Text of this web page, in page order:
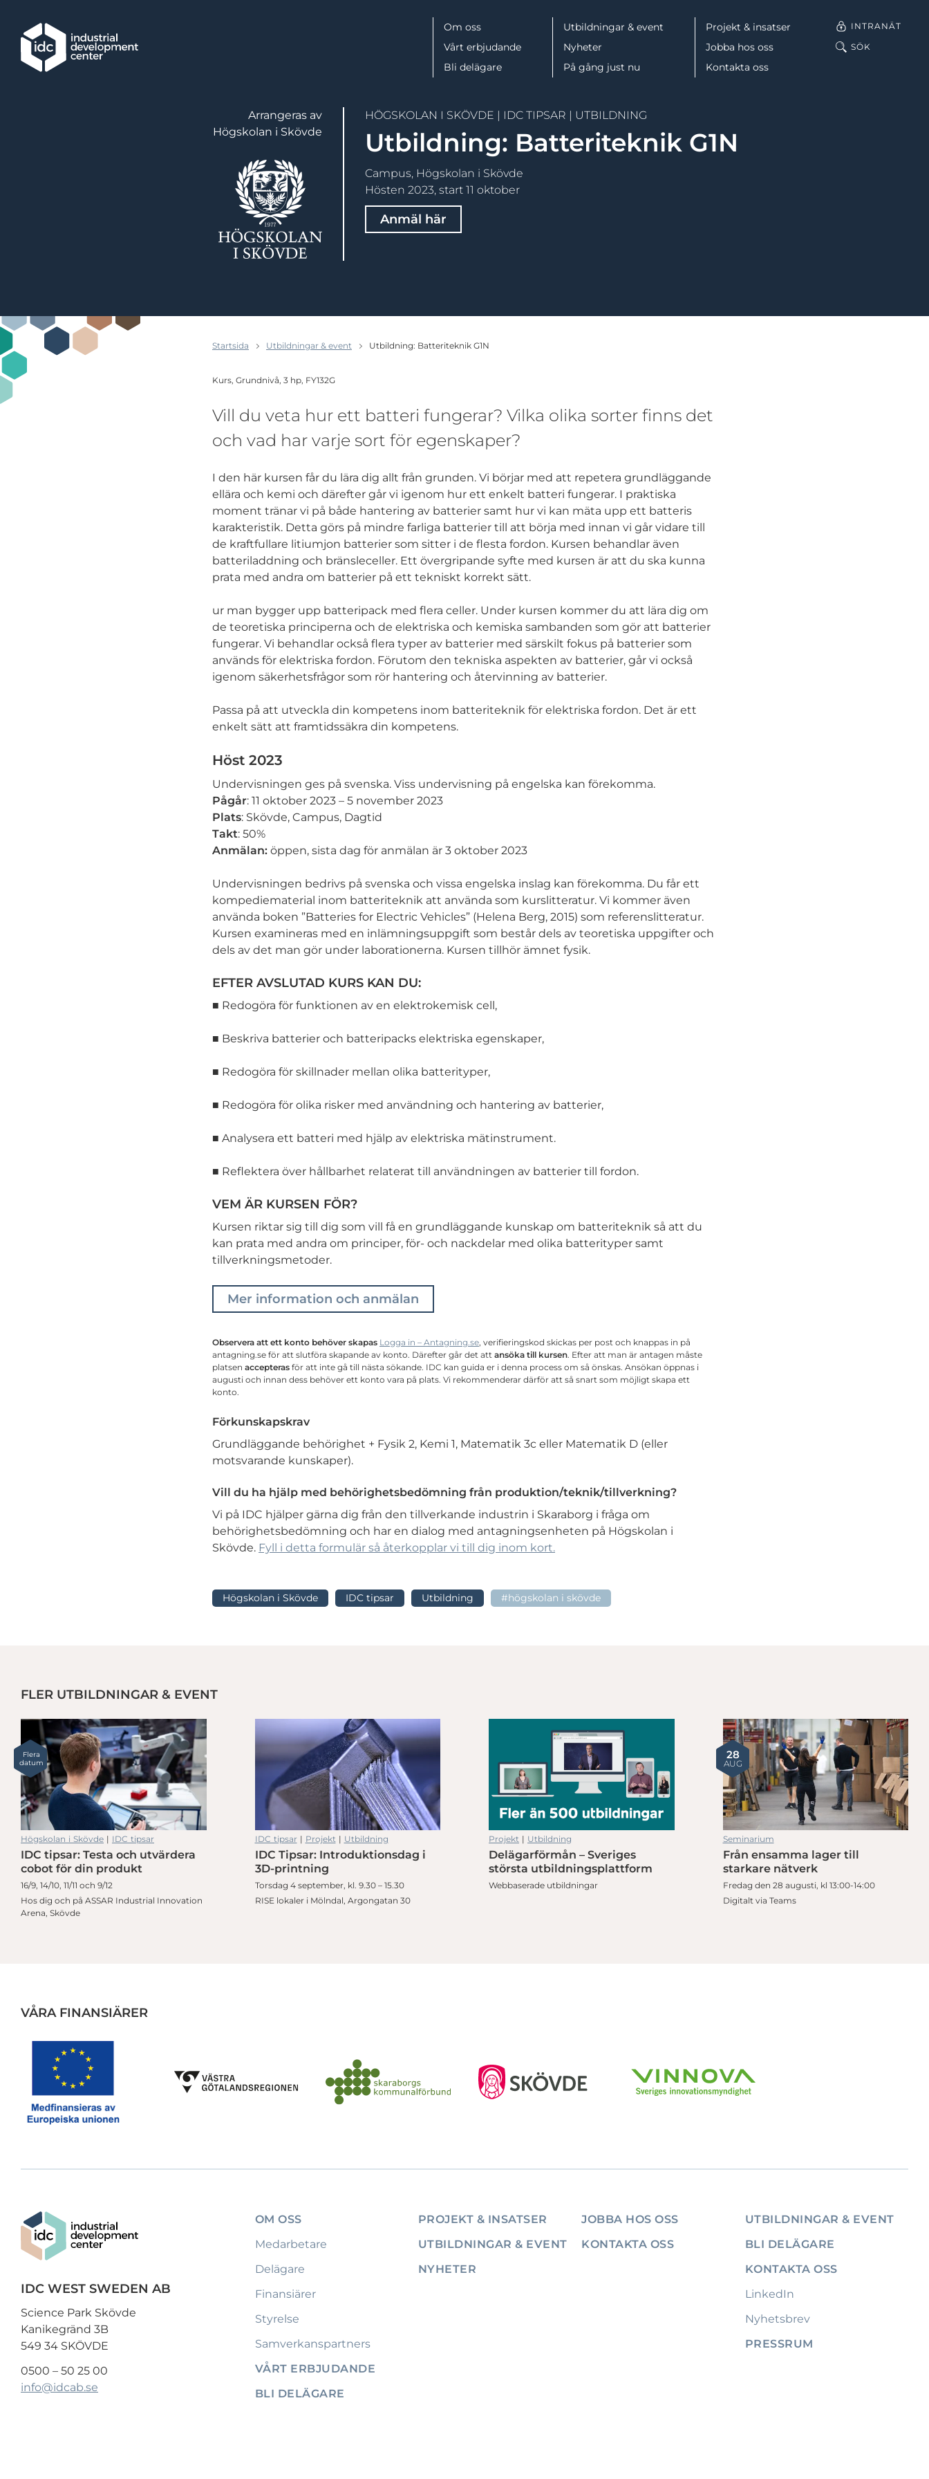
Meny
Om oss
Vårt erbjudande
Bli delägare
Utbildningar & event
Nyheter
På gång just nu
Projekt & insatser
Jobba hos oss
Kontakta oss
INTRANÄT
SÖK
Arrangeras av
Högskolan i Skövde
HÖGSKOLAN I SKÖVDE | IDC TIPSAR | UTBILDNING
Utbildning: Batteriteknik G1N
Campus, Högskolan i Skövde
Hösten 2023, start 11 oktober
Anmäl här
Startsida Utbildningar & event Utbildning: Batteriteknik G1N
Kurs, Grundnivå, 3 hp, FY132G
Vill du veta hur ett batteri fungerar? Vilka olika sorter finns det
och vad har varje sort för egenskaper?
I den här kursen får du lära dig allt från grunden. Vi börjar med att repetera grundläggande
ellära och kemi och därefter går vi igenom hur ett enkelt batteri fungerar. I praktiska
moment tränar vi på både hantering av batterier samt hur vi kan mäta upp ett batteris
karakteristik. Detta görs på mindre farliga batterier till att börja med innan vi går vidare till
de kraftfullare litiumjon batterier som sitter i de flesta fordon. Kursen behandlar även
batteriladdning och bränsleceller. Ett övergripande syfte med kursen är att du ska kunna
prata med andra om batterier på ett tekniskt korrekt sätt.
ur man bygger upp batteripack med flera celler. Under kursen kommer du att lära dig om
de teoretiska principerna och de elektriska och kemiska sambanden som gör att batterier
fungerar. Vi behandlar också flera typer av batterier med särskilt fokus på batterier som
används för elektriska fordon. Förutom den tekniska aspekten av batterier, går vi också
igenom säkerhetsfrågor som rör hantering och återvinning av batterier.
Passa på att utveckla din kompetens inom batteriteknik för elektriska fordon. Det är ett
enkelt sätt att framtidssäkra din kompetens.
Höst 2023
Undervisningen ges på svenska. Viss undervisning på engelska kan förekomma.
Pågår: 11 oktober 2023 – 5 november 2023
Plats: Skövde, Campus, Dagtid
Takt: 50%
Anmälan: öppen, sista dag för anmälan är 3 oktober 2023
Undervisningen bedrivs på svenska och vissa engelska inslag kan förekomma. Du får ett
kompediematerial inom batteriteknik att använda som kurslitteratur. Vi kommer även
använda boken ”Batteries for Electric Vehicles” (Helena Berg, 2015) som referenslitteratur.
Kursen examineras med en inlämningsuppgift som består dels av teoretiska uppgifter och
dels av det man gör under laborationerna. Kursen tillhör ämnet fysik.
EFTER AVSLUTAD KURS KAN DU:
■ Redogöra för funktionen av en elektrokemisk cell,
■ Beskriva batterier och batteripacks elektriska egenskaper,
■ Redogöra för skillnader mellan olika batterityper,
■ Redogöra för olika risker med användning och hantering av batterier,
■ Analysera ett batteri med hjälp av elektriska mätinstrument.
■ Reflektera över hållbarhet relaterat till användningen av batterier till fordon.
VEM ÄR KURSEN FÖR?
Kursen riktar sig till dig som vill få en grundläggande kunskap om batteriteknik så att du
kan prata med andra om principer, för- och nackdelar med olika batterityper samt
tillverkningsmetoder.
Mer information och anmälan
Observera att ett konto behöver skapas Logga in – Antagning.se, verifieringskod skickas per post och knappas in på
antagning.se för att slutföra skapande av konto. Därefter går det att ansöka till kursen. Efter att man är antagen måste
platsen accepteras för att inte gå till nästa sökande. IDC kan guida er i denna process om så önskas. Ansökan öppnas i
augusti och innan dess behöver ett konto vara på plats. Vi rekommenderar därför att så snart som möjligt skapa ett
konto.
Förkunskapskrav
Grundläggande behörighet + Fysik 2, Kemi 1, Matematik 3c eller Matematik D (eller
motsvarande kunskaper).
Vill du ha hjälp med behörighetsbedömning från produktion/teknik/tillverkning?
Vi på IDC hjälper gärna dig från den tillverkande industrin i Skaraborg i fråga om
behörighetsbedömning och har en dialog med antagningsenheten på Högskolan i
Skövde. Fyll i detta formulär så återkopplar vi till dig inom kort.
Högskolan i Skövde IDC tipsar Utbildning #högskolan i skövde
FLER UTBILDNINGAR & EVENT
Flera
datum
Högskolan i Skövde | IDC tipsar
IDC tipsar: Testa och utvärdera
cobot för din produkt
16/9, 14/10, 11/11 och 9/12
Hos dig och på ASSAR Industrial Innovation
Arena, Skövde
IDC tipsar | Projekt| Utbildning
IDC Tipsar: Introduktionsdag i
3D-printning
Torsdag 4 september, kl. 9.30 – 15.30
RISE lokaler i Mölndal, Argongatan 30
Projekt | Utbildning
Delägarförmån – Sveriges
största utbildningsplattform
Webbaserade utbildningar
28
AUG
Från ensamma lager till starkare nätverk
Seminarium
Från ensamma lager till starkare nätverk
Från ensamma lager till
starkare nätverk
Fredag den 28 augusti, kl 13:00-14:00
Digitalt via Teams
VÅRA FINANSIÄRER
IDC WEST SWEDEN AB
Science Park Skövde
Kanikegränd 3B
549 34 SKÖVDE
0500 – 50 25 00
info@idcab.se
OM OSS
Medarbetare
Delägare
Finansiärer
Styrelse
Samverkanspartners
VÅRT ERBJUDANDE
BLI DELÄGARE
PROJEKT & INSATSER
UTBILDNINGAR & EVENT
NYHETER
JOBBA HOS OSS
KONTAKTA OSS
UTBILDNINGAR & EVENT
BLI DELÄGARE
KONTAKTA OSS
LinkedIn
Nyhetsbrev
PRESSRUM